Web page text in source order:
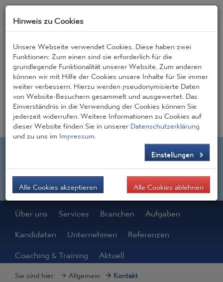
Start JOBS Kontakt CONSIGEN BLOG
DE EN
Über uns Services Branchen
Aufgaben
Kandidaten
Unternehmen
Referenzen
Coaching & Training
Aktuell
Sie sind hier: Allgemein Kontakt
Hinweis zu Cookies
Unsere Webseite verwendet Cookies. Diese haben zwei
Funktionen: Zum einen sind sie erforderlich für die
grundlegende Funktionalität unserer Website. Zum anderen
können wir mit Hilfe der Cookies unsere Inhalte für Sie immer
weiter verbessern. Hierzu werden pseudonymisierte Daten
von Website-Besuchern gesammelt und ausgewertet. Das
Einverständnis in die Verwendung der Cookies können Sie
jederzeit widerrufen. Weitere Informationen zu Cookies auf
dieser Website finden Sie in unsererDatenschutzerklärung
und zu uns imImpressum
Einstellungen
Alle Cookies ablehnen
Alle Cookies akzeptieren